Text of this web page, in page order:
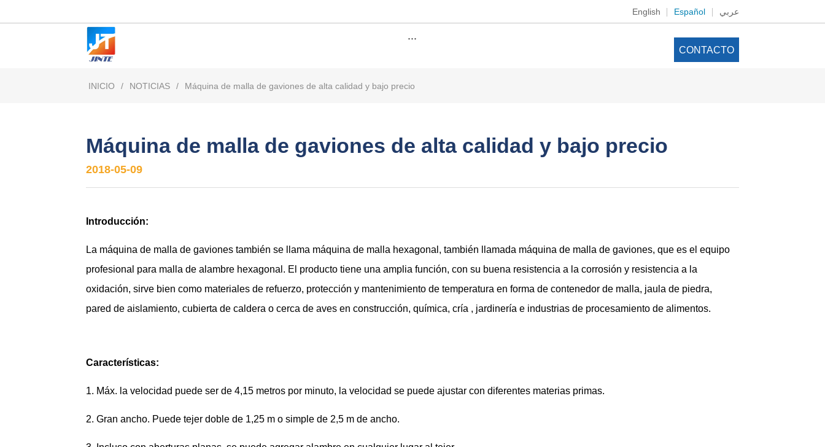
English Español عربي
···
CONTACTO
INICIO / NOTICIAS / Máquina de malla de gaviones de alta calidad y bajo precio
Máquina de malla de gaviones de alta calidad y bajo precio
2018-05-09